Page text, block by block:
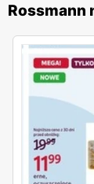
Rossmann